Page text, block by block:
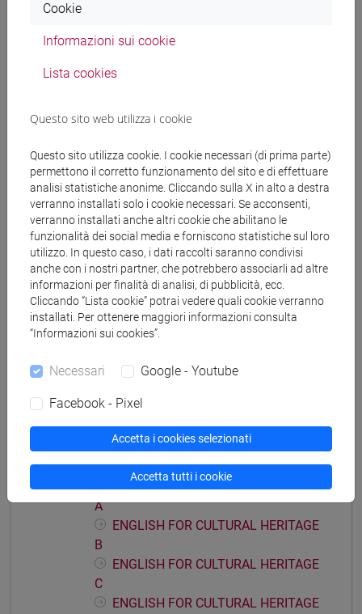
percorso comune
LINGUA INGLESE
ACADEMIC WRITING A
ACADEMIC WRITING B
ACADEMIC WRITING C
ACADEMIC WRITING D
ENGLISH FOR ARTS MANAGEMENT
ENGLISH FOR ARTS MANAGEMENT
A
ENGLISH FOR ARTS MANAGEMENT
B
D
ENGLISH FOR CULTURAL HERITAGE
ENGLISH FOR CULTURAL HERITAGE
A
ENGLISH FOR CULTURAL HERITAGE
B
ENGLISH FOR CULTURAL HERITAGE
C
ENGLISH FOR CULTURAL HERITAGE
Cookie
Informazioni sui cookie
Lista cookies
Questo sito web utilizza i cookie
Questo sito utilizza cookie. I cookie necessari (di prima parte)
permettono il corretto funzionamento del sito e di effettuare
analisi statistiche anonime. Cliccando sulla X in alto a destra
verranno installati solo i cookie necessari. Se acconsenti,
verranno installati anche altri cookie che abilitano le
funzionalità dei social media e forniscono statistiche sul loro
utilizzo. In questo caso, i dati raccolti saranno condivisi
anche con i nostri partner, che potrebbero associarli ad altre
informazioni per finalità di analisi, di pubblicità, ecc.
Cliccando “Lista cookie” potrai vedere quali cookie verranno
installati. Per ottenere maggiori informazioni consulta
“Informazioni sui cookies”.
Necessari Google - Youtube
Facebook - Pixel
Accetta i cookies selezionati
Accetta tutti i cookie